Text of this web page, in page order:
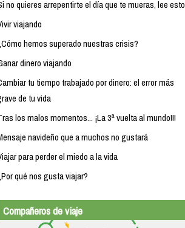
no quieres arrepentirte el día que te mueras, lee esto
viajando
hemos superado nuestras crisis?
dinero viajando
tu tiempo trabajado por dinero: el error más
de tu vida
los malos momentos... ¡La 3ª vuelta al mundo!!!
navideño que a muchos no gustará
para perder el miedo a la vida
qué nos gusta viajar?
Compañeros de viaje